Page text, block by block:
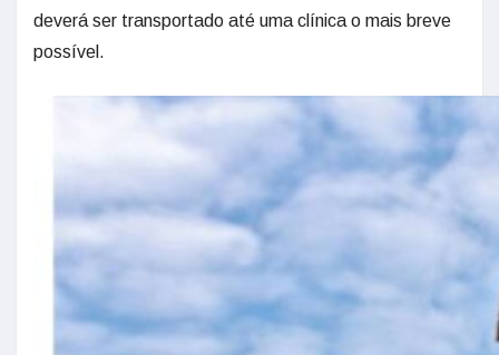
deverá ser transportado até uma clínica o mais breve
possível.